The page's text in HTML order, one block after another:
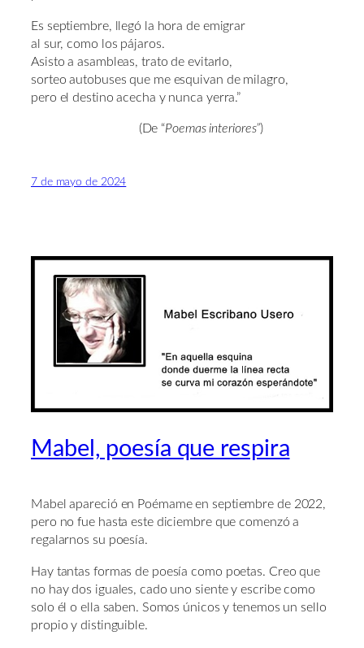
Es septiembre, llegó la hora de emigrar
al sur, como los pájaros.
Asisto a asambleas, trato de evitarlo,
sorteo autobuses que me esquivan de milagro,
pero el destino acecha y nunca yerra.”
(De “Poemas interiores”)
7 de mayo de 2024
Mabel, poesía que respira
Mabel apareció en Poémame en septiembre de 2022,
pero no fue hasta este diciembre que comenzó a
regalarnos su poesía.
Hay tantas formas de poesía como poetas. Creo que
no hay dos iguales, cado uno siente y escribe como
solo él o ella saben. Somos únicos y tenemos un sello
propio y distinguible.